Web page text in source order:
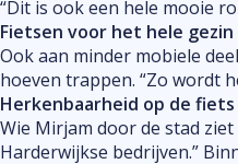
“Dit is ook een hele mooie
Fietsen voor het hele gezin
Ook aan minder mobiele
hoeven trappen. “Zo wordt
Herkenbaarheid op de
Wie Mirjam door de stad
Harderwijkse bedrijven.”